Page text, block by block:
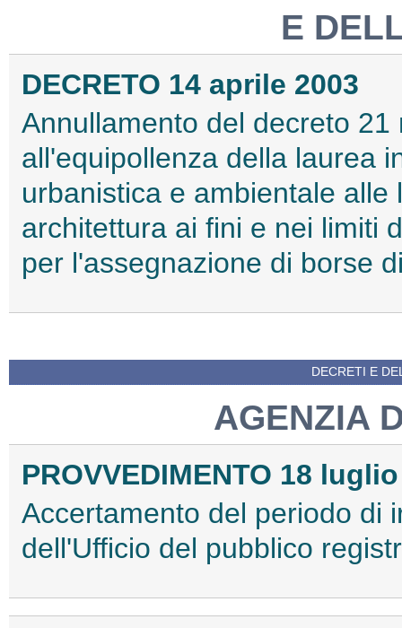
E
DECRETO 14 aprile 2003
Annullamento del decreto
all'equipollenza della laurea
urbanistica e ambientale
architettura ai fini e nei limiti
per l'assegnazione di borse
DECRETI E
AGENZIA
PROVVEDIMENTO 18
Accertamento del periodo di
dell'Ufficio del pubblico